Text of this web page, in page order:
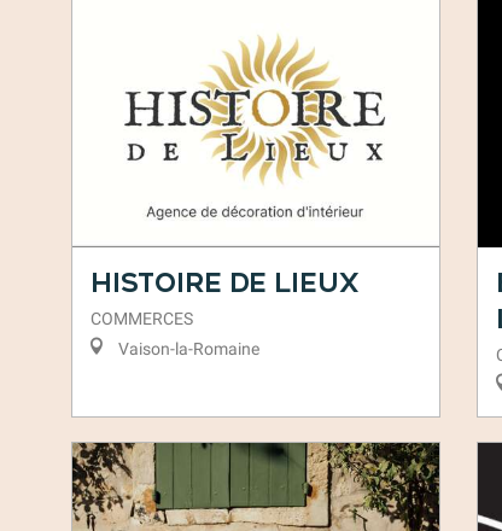
Histoire de Lieux
COMMERCES
Vaison-la-Romaine